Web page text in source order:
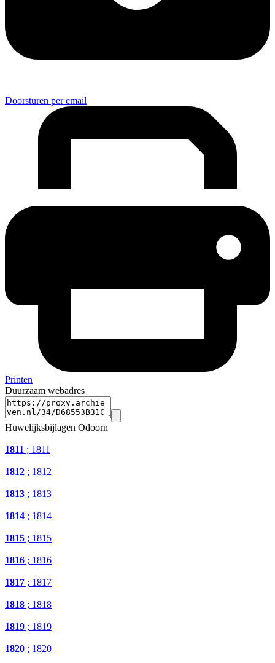
Doorsturen per email
Printen
Duurzaam webadres
Huwelijksbijlagen Odoorn
1811 ; 1811
1812 ; 1812
1813 ; 1813
1814 ; 1814
1815 ; 1815
1816 ; 1816
1817 ; 1817
1818 ; 1818
1819 ; 1819
1820 ; 1820